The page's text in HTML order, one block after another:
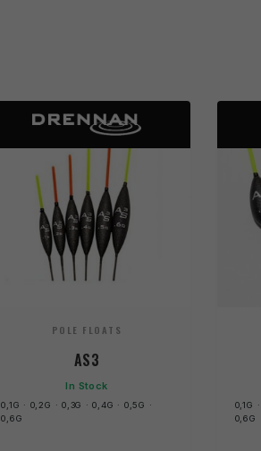
POLE FLOATS
AS3
In Stock
0,1G · 0,2G · 0,3G · 0,4G · 0,5G ·
0,6G
0,1G
0,6G